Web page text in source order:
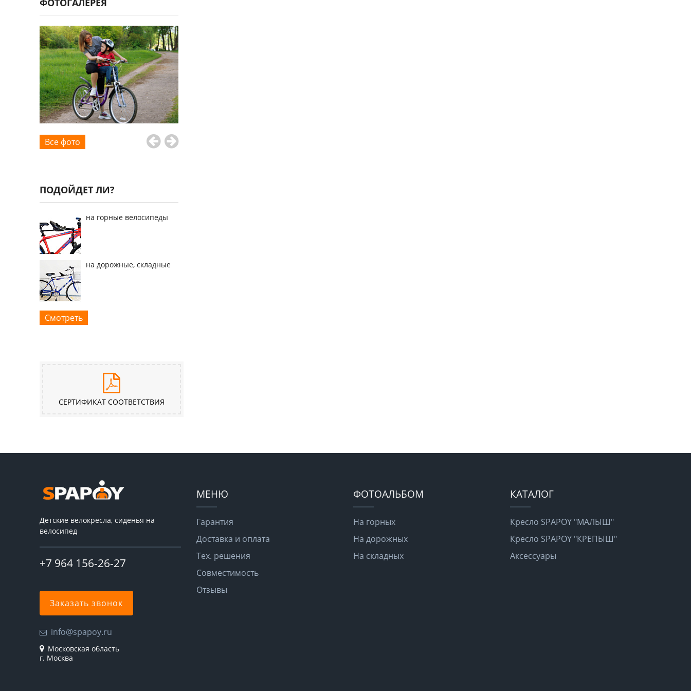
Все фото
ПОДОЙДЕТ ЛИ?
на горные велосипеды
на дорожные, складные
Смотреть
СЕРТИФИКАТ СООТВЕТСТВИЯ
Детские велокресла, сиденья на
велосипед
+7 964 156-26-27
Заказать звонок
info@spapoy.ru
Московская область
г. Москва
МЕНЮ
Гарантия
Доставка и оплата
Тех. решения
Совместимость
Отзывы
ФОТОАЛЬБОМ
На горных
На дорожных
На складных
КАТАЛОГ
Кресло SPAPOY "МАЛЫШ"
Кресло SPAPOY "КРЕПЫШ"
Аксессуары